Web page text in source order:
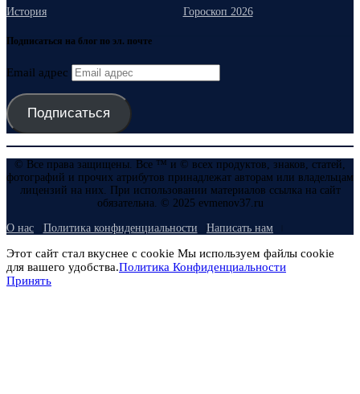
История
Гороскоп 2026
Подписаться на блог по эл. почте
Email адрес
Подписаться
© Все права защищены. Все ™ и © всех продуктов, знаков, статей,
фотографий и прочих атрибутов принадлежат авторам или владельцам
лицензий на них. При использовании материалов ссылка на сайт
обязательна. © 2025 evmenov37.ru
О нас Политика конфиденциальности Написать нам
Этот сайт стал вкуснее с cookie Мы используем файлы cookie
для вашего удобства.Политика Конфиденциальности
Принять